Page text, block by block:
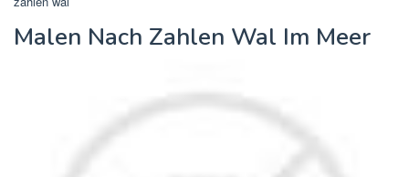
Malen Nach Zahlen Wal Im Meer